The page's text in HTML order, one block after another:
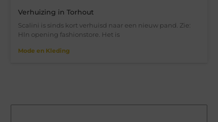
Verhuizing in Torhout
Scalini is sinds kort verhuisd naar een nieuw pand. Zie:
Hln opening fashionstore. Het is
Mode en Kleding